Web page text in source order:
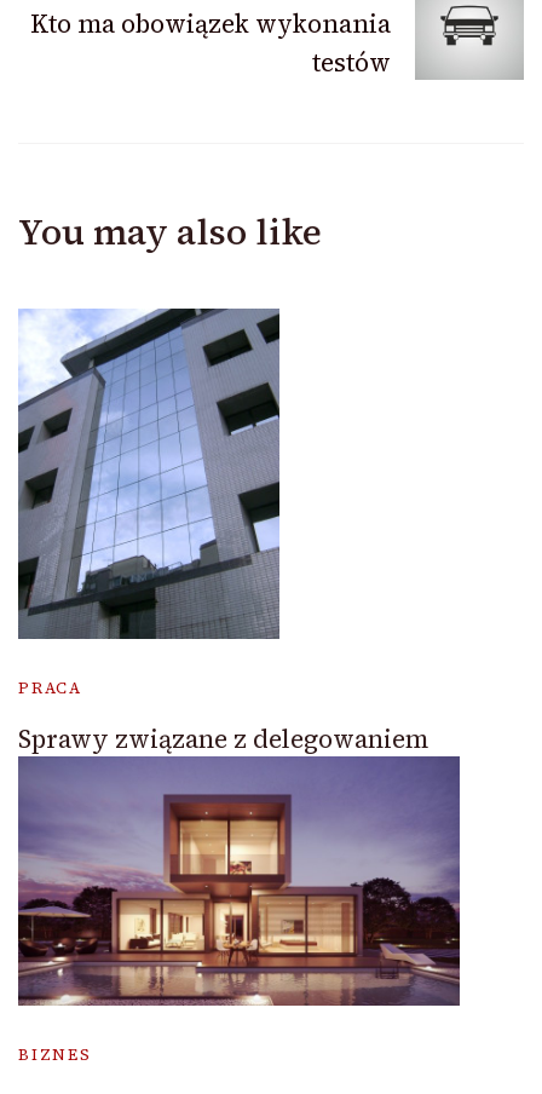
Kto ma obowiązek wykonania
testów
You may also like
PRACA
Sprawy związane z delegowaniem
BIZNES